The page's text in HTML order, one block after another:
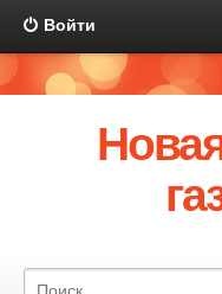
Войти